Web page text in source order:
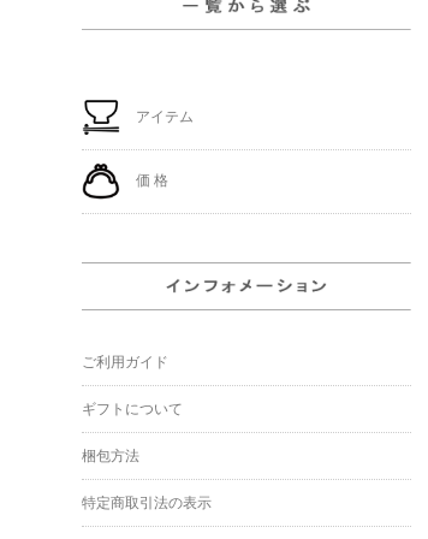
アイテム
価 格
ご利用ガイド
ギフトについて
梱包方法
特定商取引法の表示